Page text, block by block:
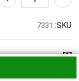
SKU:
7331